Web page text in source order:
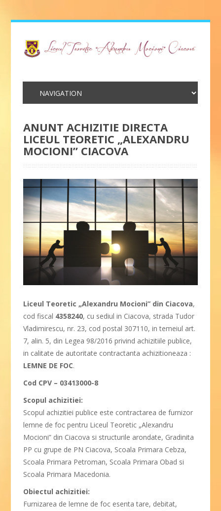
ANUNT ACHIZITIE DIRECTA
LICEUL TEORETIC „ALEXANDRU
MOCIONI” CIACOVA
Liceul Teoretic „Alexandru Mocioni” din Ciacova,
cod fiscal 4358240, cu sediul in Ciacova, strada Tudor
Vladimirescu, nr. 23, cod postal 307110, in temeiul art.
7, alin. 5, din Legea 98/2016 privind achizitiile publice,
in calitate de autoritate contractanta achizitioneaza :
LEMNE DE FOC.
Cod CPV – 03413000-8
Scopul achizitiei:
Scopul achizitiei publice este contractarea de furnizor
lemne de foc pentru Liceul Teoretic „Alexandru
Mocioni” din Ciacova si structurile arondate, Gradinita
PP cu grupe de PN Ciacova, Scoala Primara Cebza,
Scoala Primara Petroman, Scoala Primara Obad si
Scoala Primara Macedonia.
Obiectul achizitiei:
Furnizarea de lemne de foc esenta tare, debitat,